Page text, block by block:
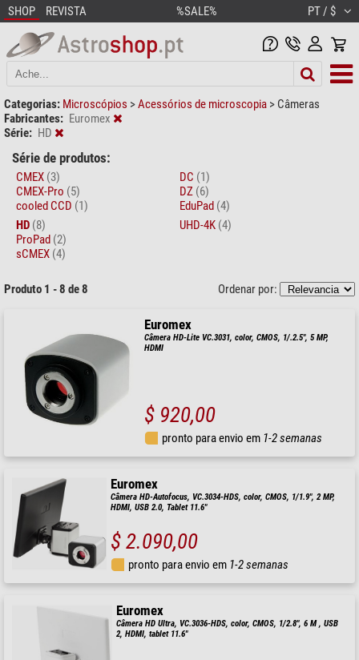
SHOP REVISTA %SALE% PT / $
Categorias: Microscópios >Acessórios de microscopia > Câmeras
Fabricantes: Euromex
Série: HD
Série de produtos:
CMEX (3)
CMEX-Pro (5)
cooled CCD (1)
DC (1)
DZ (6)
EduPad (4)
HD (8)
ProPad (2)
sCMEX (4)
UHD-4K (4)
Produto 1 - 8 de 8 Ordenar por:
Euromex
Câmera HD-Lite VC.3031, color, CMOS, 1/.2.5", 5 MP,
HDMI
$ 920,00
pronto para envio em 1-2 semanas
Euromex
Câmera HD-Autofocus, VC.3034-HDS, color, CMOS, 1/1.9", 2 MP,
HDMI, USB 2.0, Tablet 11.6"
$ 2.090,00
pronto para envio em 1-2 semanas
Euromex
Câmera HD Ultra, VC.3036-HDS, color, CMOS, 1/2.8", 6 M , USB
2, HDMI, tablet 11.6"